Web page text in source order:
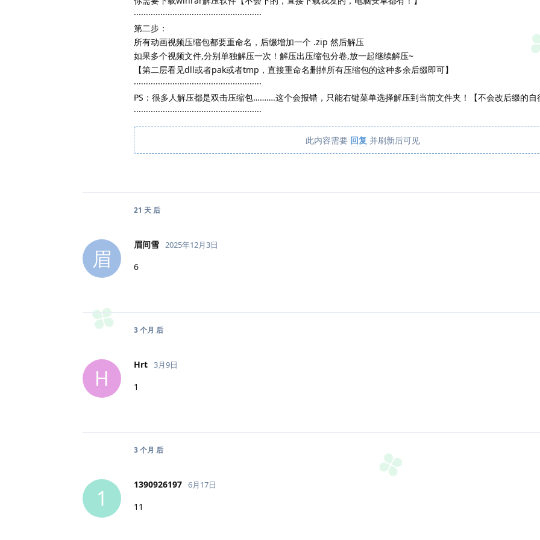
·····················································
第二步：
所有动画视频压缩包都要重命名，后缀增加一个 .zip 然后解压
如果多个视频文件,分别单独解压一次！解压出压缩包分卷,放一起继续解压~
【第二层看见dll或者pak或者tmp，直接重命名删掉所有压缩包的这种多余后缀即可】
·····················································
PS：很多人解压都是双击压缩包……….这个会报错，只能右键菜单选择解压到当前文件夹！【不会改后缀的自
·····················································
此内容需要 回复 并刷新后可见
21 天 后
眉
眉间雪 2025年12月3日
6
3 个月 后
H
Hrt 3月9日
1
3 个月 后
1
1390926197 6月17日
11